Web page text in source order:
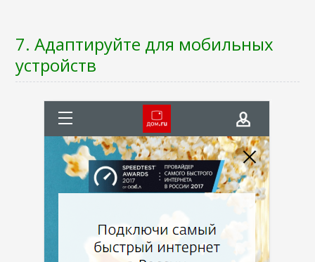
7. Адаптируйте для мобильных
устройств